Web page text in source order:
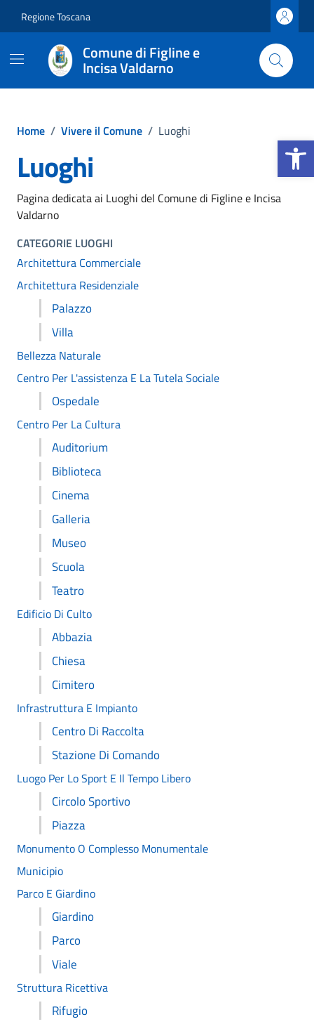
Apri la
Regione Toscana
Comune di Figline e
Incisa Valdarno
Home / Vivere il Comune / Luoghi
Luoghi
Pagina dedicata ai Luoghi del Comune di Figline e Incisa
Valdarno
CATEGORIE LUOGHI
Architettura Commerciale
Architettura Residenziale
Palazzo
Villa
Bellezza Naturale
Centro Per L'assistenza E La Tutela Sociale
Ospedale
Centro Per La Cultura
Auditorium
Biblioteca
Cinema
Galleria
Museo
Scuola
Teatro
Edificio Di Culto
Abbazia
Chiesa
Cimitero
Infrastruttura E Impianto
Centro Di Raccolta
Stazione Di Comando
Luogo Per Lo Sport E Il Tempo Libero
Circolo Sportivo
Piazza
Monumento O Complesso Monumentale
Municipio
Parco E Giardino
Giardino
Parco
Viale
Struttura Ricettiva
Rifugio